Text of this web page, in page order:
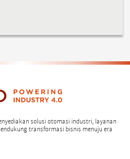
solusi otomasi industri, layanan
transformasi bisnis menuju era